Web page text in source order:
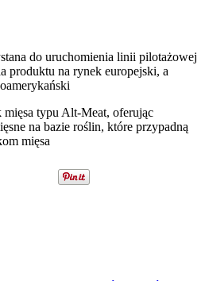
do uruchomienia linii pilotażowej
produktu na rynek europejski, a
typu Alt-Meat, oferując
na bazie roślin, które przypadną
mięsa